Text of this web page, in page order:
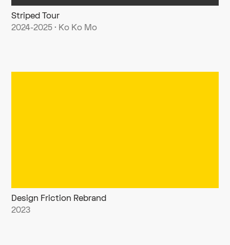
Striped Tour
2024-2025 · Ko Ko Mo
Design Friction Rebrand
2023